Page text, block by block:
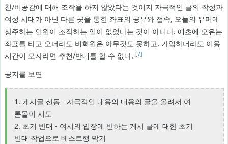
천/비공감에 대해 조작을 하지 않았다는 것이지 자극적인 글의 작성과
여성 시대가 아닌 다른 곳을 통한 좌표의 공유와 접속, 오늘의 유머에
상주하는 인원이 조작하는 일이 없었다는 것이 아니다. 애초에 오유는
좌표를 타고 오더라도 비회원은 아무것도 못하고, 가입하더라도 이용
시간이 모자라면 추천/반대를 할 수 없다. [7]
공지를 보면
1. 게시글 선동 - 자극적인 내용의 내용의 글을 올려서 여
론몰이 시도
2. 초기 반대 - 여시의 입장에 반하는 게시 글에 대한 초기
반대 작업으로 베스트행 막기